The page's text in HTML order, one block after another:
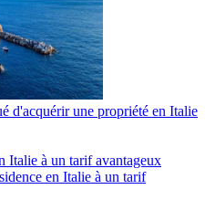
d'acquérir une propriété en Italie
en Italie à un tarif